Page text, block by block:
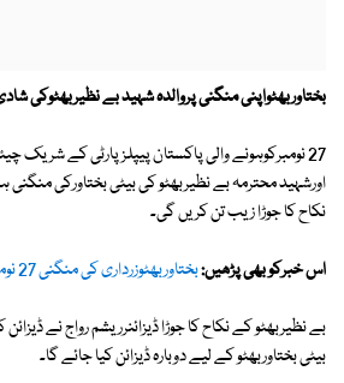
بختاوربھٹواپنی منگنی پروالدہ شہید بے نظیربھٹوکی
27 نومبرکوہونے والی پاکستان پیپلزپارٹی کے
اورشہید محترمہ بے نظیربھٹو کی بیٹی بختاورکی
نکاح کا جوڑا زیب تن کریں گی۔
اس خبرکو بھی پڑھیں:بختاوربھٹوزرداری کی منگنی 27 نومبرکوطے
بے نظیربھٹو کے نکاح کا جوڑا ڈیزائنرریشم رواج نے
بیٹی بختاوربھٹو کے لیے دوبارہ ڈیزائن کیا جائے گا۔